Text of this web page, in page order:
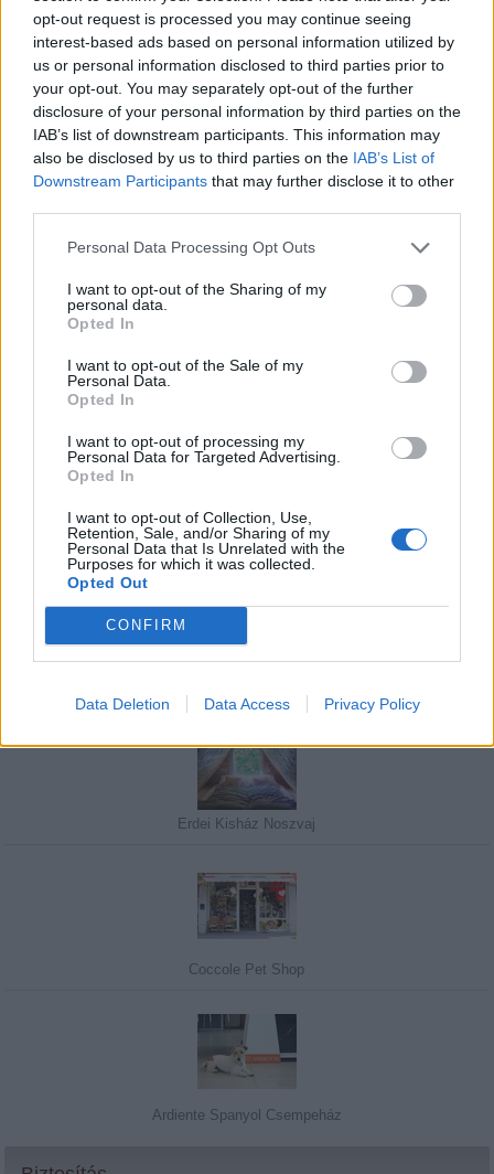
opt-out request is processed you may continue seeing
interest-based ads based on personal information utilized by
us or personal information disclosed to third parties prior to
your opt-out. You may separately opt-out of the further
disclosure of your personal information by third parties on the
IAB’s list of downstream participants. This information may
also be disclosed by us to third parties on the IAB’s List of
Downstream Participants that may further disclose it to other
Personal Data Processing Opt Outs
I want to opt-out of the Sharing of my
personal data.
Opted In
I want to opt-out of the Sale of my
Personal Data.
Opted In
I want to opt-out of processing my
Personal Data for Targeted Advertising.
Opted In
I want to opt-out of Collection, Use,
Retention, Sale, and/or Sharing of my
Personal Data that Is Unrelated with the
Purposes for which it was collected.
Opted Out
CONFIRM
Data Deletion Data Access Privacy Policy
Minősítés
Hogyan lehet minősített
kutyabarát helyed?
Tudj meg többet
Javasolj egy kutyabarát helyet!
Erdei Kisház Noszvaj
Coccole Pet Shop
Ardiente Spanyol Csempeház